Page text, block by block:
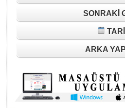
SONRAKI
ARKA